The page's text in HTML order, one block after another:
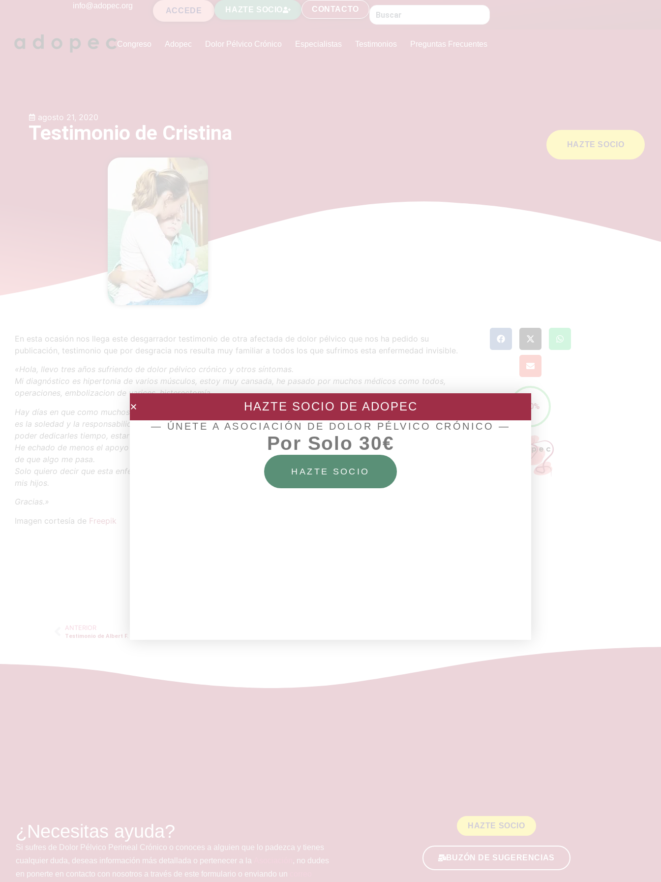
info@adopec.org
ACCEDE HAZTE SOCIO CONTACTO
Congreso Adopec Dolor Pélvico Crónico Especialistas Testimonios Preguntas Frecuentes
Testimonio de Cristina
agosto 21, 2020
HAZTE SOCIO
En esta ocasión nos llega este desgarrador testimonio de otra afectada de dolor pélvico que nos ha pedido su
publicación, testimonio que por desgracia nos resulta muy familiar a todos los que sufrimos esta enfermedad invisible.
«Hola, llevo tres años sufriendo de dolor pélvico crónico y otros síntomas.
Mi diagnóstico es hipertonia de varios músculos, estoy muy cansada, he pasado por muchos médicos como todos,
operaciones, embolizacion de varices, histerectomía.
Hay días en que como muchos el dolor es insoportable e invalidante y lo soporto como puedo. Pero lo que peor llevo
es la soledad y la responsabilidad de que tengo 4 hijos y que por desgracia ahora se qué los he ido perdiendo al no
poder dedicarles tiempo, estar acostada, no poder hacer cosas con ellos etc.
He echado de menos el apoyo de mi madre, pero ella está enferma y lo que puedo se lo oculto aunque se da cuenta
de que algo me pasa.
Solo quiero decir que esta enfermedad invisible e incapacitante me rompió la vida y cambió la de los que más quiero:
mis hijos.
Gracias.»
Imagen cortesía de Freepik
100%
ANTERIOR
Testimonio de Albert F.
¿Necesitas ayuda?
Si sufres de Dolor Pélvico Perineal Crónico o conoces a alguien que lo padezca y tienes
cualquier duda, deseas información más detallada o pertenecer a la
, no dudes
en ponerte en contacto con nosotros a través de este formulario o enviando un
HAZTE SOCIO
BUZÓN DE SUGERENCIAS
HAZTE SOCIO DE ADOPEC
— ÚNETE A ASOCIACIÓN DE DOLOR PÉLVICO CRÓNICO —
Por Solo 30€
HAZTE SOCIO